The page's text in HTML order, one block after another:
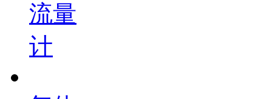
流量
计